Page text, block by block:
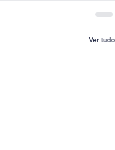
Ver tudo